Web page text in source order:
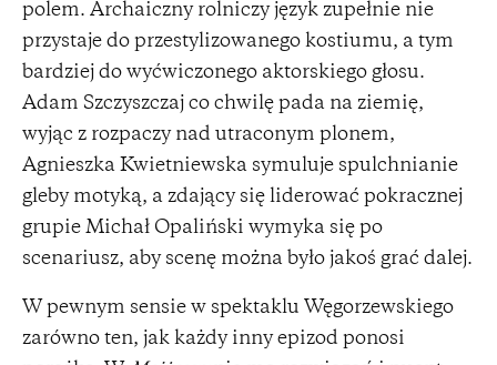
polem. Archaiczny rolniczy język zupełnie nie
przystaje do przestylizowanego kostiumu, a tym
bardziej do wyćwiczonego aktorskiego głosu.
Adam Szczyszczaj co chwilę pada na ziemię,
wyjąc z rozpaczy nad utraconym plonem,
Agnieszka Kwietniewska symuluje spulchnianie
gleby motyką, a zdający się liderować pokracznej
grupie Michał Opaliński wymyka się po
scenariusz, aby scenę można było jakoś grać dalej.
W pewnym sensie w spektaklu Węgorzewskiego
zarówno ten, jak każdy inny epizod ponosi